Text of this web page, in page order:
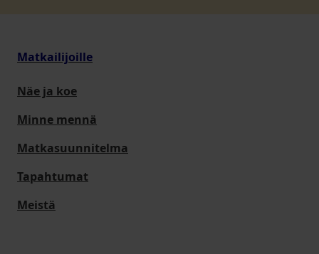
Matkailijoille
Näe ja koe
Minne mennä
Matkasuunnitelma
Tapahtumat
Meistä